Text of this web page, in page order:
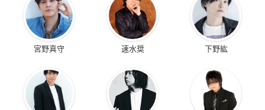
宮野真守 速水奨 下野紘